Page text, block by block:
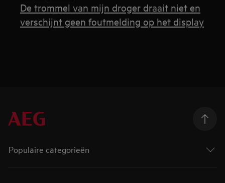
De trommel van mijn droger draait niet en
verschijnt geen foutmelding op het display
Populaire categorieën